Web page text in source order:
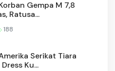
Gempa M 7,8
Ratusa...
188
Serikat Tiara
Ku...